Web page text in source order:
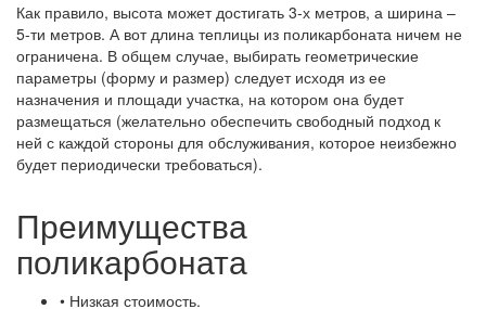
Как правило, высота может достигать 3-х метров, а ширина –
5-ти метров. А вот длина теплицы из поликарбоната ничем не
ограничена. В общем случае, выбирать геометрические
параметры (форму и размер) следует исходя из ее
назначения и площади участка, на котором она будет
размещаться (желательно обеспечить свободный подход к
ней с каждой стороны для обслуживания, которое неизбежно
будет периодически требоваться).
Преимущества
поликарбоната
• Низкая стоимость.